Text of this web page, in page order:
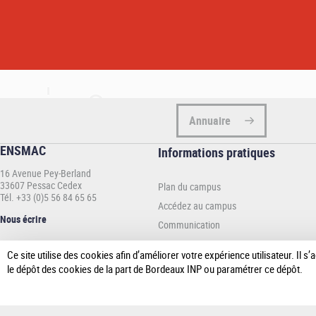
Annuaire
ENSMAC
16 Avenue Pey-Berland
33607 Pessac Cedex
Tél. +33 (0)5 56 84 65 65
Nous écrire
Informations
ENSMAC
Informations pratiques
Plan du campus
Accédez au campus
Communication
Espace presse
Ce site utilise des cookies afin d’améliorer votre expérience utilisateur. Il
le dépôt des cookies de la part de Bordeaux INP ou paramétrer ce dépôt.